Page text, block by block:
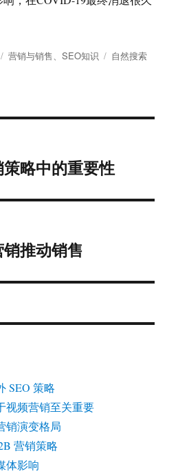
分
营销与销售、SEO知识
标
自然搜索
略中的重要性
推动销售
SEO 策略
视频营销至关重要
销演变格局
营销策略
体影响